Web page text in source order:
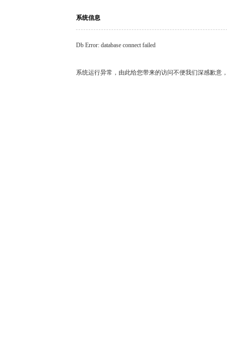
系统信息
Db Error: database connect failed
系统运行异常，由此给您带来的访问不便我们深感歉意